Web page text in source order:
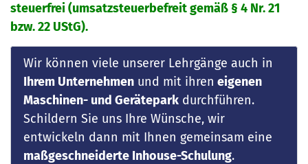
steuerfrei (umsatzsteuerbefreit gemäß § 4 Nr. 21
bzw. 22 UStG).
Wir können viele unserer Lehrgänge auch in
Ihrem Unternehmenund mit ihren eigenen
Maschinen- und Geräteparkdurchführen.
Schildern Sie uns Ihre Wünsche, wir
entwickeln dann mit Ihnen gemeinsam eine
maßgeschneiderte Inhouse-Schulung.